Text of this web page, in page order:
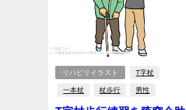
リハビリイラスト T字杖
一本杖 杖歩行 男性